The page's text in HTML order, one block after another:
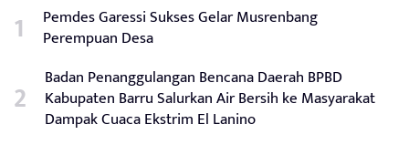
Pemdes Garessi Sukses Gelar Musrenbang
Perempuan Desa
Badan Penanggulangan Bencana Daerah BPBD
Kabupaten Barru Salurkan Air Bersih ke Masyarakat
Dampak Cuaca Ekstrim El Lanino